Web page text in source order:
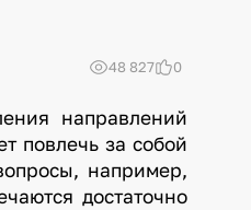
48 827 0
направлений
повлечь за собой
например,
достаточно